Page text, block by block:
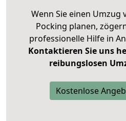
Wenn Sie einen Umzug
Pocking planen,
professionelle Hilfe in
Kontaktieren Sie uns
reibungslosen
Kostenlose